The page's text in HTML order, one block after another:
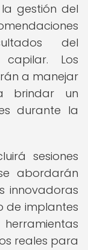
gestión del
del
Los
a manejar
brindar un
durante la
sesiones
abordarán
innovadoras
de implantes
reales para